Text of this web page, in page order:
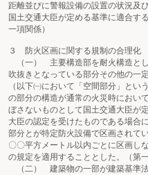
距離並びに警報設備の設置の状況及
国土交通大臣が定める基準に適合す
一項関係）
３ 防火区画に関する規制の合理化
（一） 主要構造部を耐火構造と
吹抜きとなっている部分その他の一
（以下㈠において「空間部分」とい
の部分の構造が通常の火災時におい
ぼさないものとして国土交通大臣が
大臣の認定を受けたものである場合
部分とが特定防火設備で区画されて
〇〇平方メートル以内ごとに区画し
の規定を適用することとした。（第
（二） 建築物の一部が建築基準